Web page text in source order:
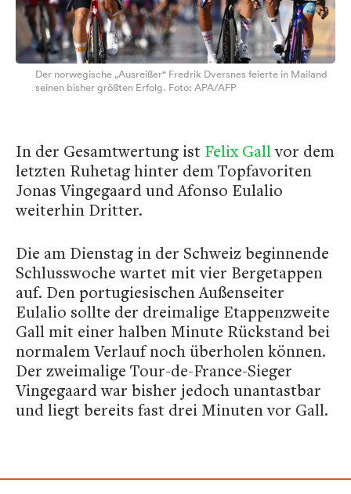
Der norwegische „Ausreißer“ Fredrik Dversnes feierte in Mailand
seinen bisher größten Erfolg. Foto: APA/AFP
In der Gesamtwertung ist Felix Gallvor dem
letzten Ruhetag hinter dem Topfavoriten
Jonas Vingegaard und Afonso Eulalio
weiterhin Dritter.
Die am Dienstag in der Schweiz beginnende
Schlusswoche wartet mit vier Bergetappen
auf. Den portugiesischen Außenseiter
Eulalio sollte der dreimalige Etappenzweite
Gall mit einer halben Minute Rückstand bei
normalem Verlauf noch überholen können.
Der zweimalige Tour-de-France-Sieger
Vingegaard war bisher jedoch unantastbar
und liegt bereits fast drei Minuten vor Gall.